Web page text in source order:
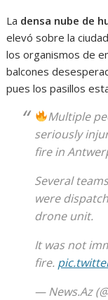
La densa nube de
elevó sobre la
los organismos de
balcones
pues los pasillos
Multiple
seriously
fire in
Several
were
drone unit.
It was not
fire.
— News.Az